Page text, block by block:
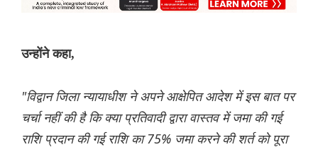
उन्होंने कहा,
"विद्वान जिला न्यायाधीश ने अपने आक्षेपित आदेश में इस बात पर
चर्चा नहीं की है कि क्या प्रतिवादी द्वारा वास्तव में जमा की गई
राशि प्रदान की गई राशि का 75% जमा करने की शर्त को पूरा